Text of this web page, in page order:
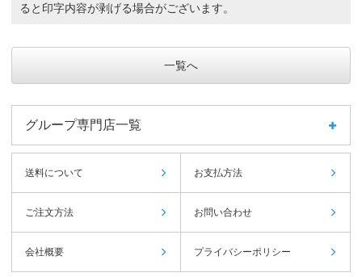
ると印字内容が剥げる場合がございます。
一覧へ
グループ専門店一覧
送料について お支払方法
ご注文方法 お問い合わせ
会社概要 プライバシーポリシー